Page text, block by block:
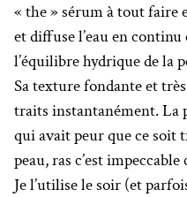
« the » sérum à tout faire
et diffuse l’eau en
l’équilibre hydrique de la
Sa texture fondante et
traits instantanément. La
qui avait peur que ce soit
peau, ras c’est
Je l’utilise le soir (et